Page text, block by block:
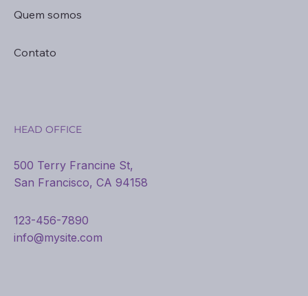
Quem somos
Contato
HEAD OFFICE
500 Terry Francine St,
San Francisco, CA 94158
123-456-7890
info@mysite.com